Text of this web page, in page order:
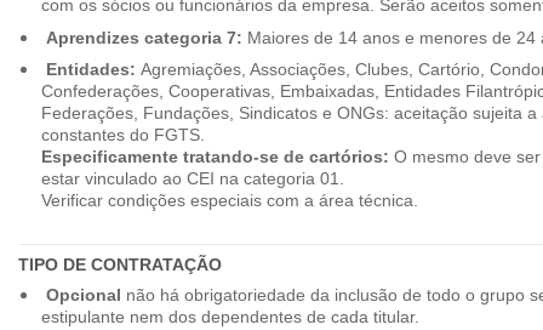
com os sócios ou funcionários da empresa. Serão aceitos
Aprendizes categoria 7: Maiores de 14 anos e menores de 24
Entidades: Agremiações, Associações, Clubes, Cartório,
Confederações, Cooperativas, Embaixadas, Entidades
Federações, Fundações, Sindicatos e ONGs: aceitação sujeita
constantes do FGTS.
Especificamente tratando-se de cartórios: O mesmo deve
estar vinculado ao CEI na categoria 01.
Verificar condições especiais com a área técnica.
TIPO DE CONTRATAÇÃO
Opcional não há obrigatoriedade da inclusão de todo o grupo
estipulante nem dos dependentes de cada titular.